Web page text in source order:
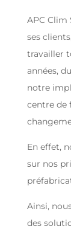
APC Clim
ses
travailler
années, du
notre
centre de
En effet,
sur nos
Ainsi,
des